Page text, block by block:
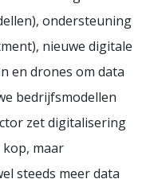
ondersteuning
nieuwe digitale
en drones om data
bedrijfsmodellen
zet digitalisering
maar
steeds meer data